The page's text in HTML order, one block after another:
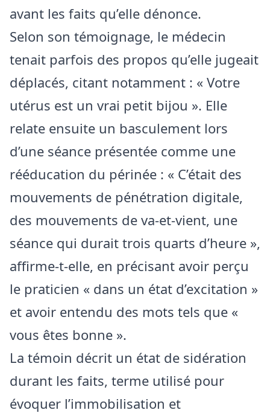
avant les faits qu’elle dénonce.
Selon son témoignage, le médecin
tenait parfois des propos qu’elle jugeait
déplacés, citant notamment : « Votre
utérus est un vrai petit bijou ». Elle
relate ensuite un basculement lors
d’une séance présentée comme une
rééducation du périnée : « C’était des
mouvements de pénétration digitale,
des mouvements de va-et-vient, une
séance qui durait trois quarts d’heure »,
affirme-t-elle, en précisant avoir perçu
le praticien « dans un état d’excitation »
et avoir entendu des mots tels que «
vous êtes bonne ».
La témoin décrit un état de sidération
durant les faits, terme utilisé pour
évoquer l’immobilisation et